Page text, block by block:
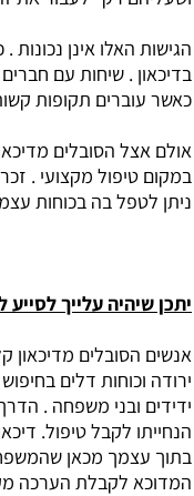
הגישות האלו אינן
בדיכאון . שיחות עם
כאשר עוברים תקופות
אולם אצל הסובלים
במקום טיפול מקצועי .
ניתן לטפל בה בכוחות
יתכן שיהיה עלייך לסייע
אנשים הסובלים מדיכאון
ירודה וכוחות דלים
ידידים ובני משפחה .
הנחייתו לקבל טיפול.
בתוך עצמך מכאן שהמשפחה
המדוכא לקבלת הערכה